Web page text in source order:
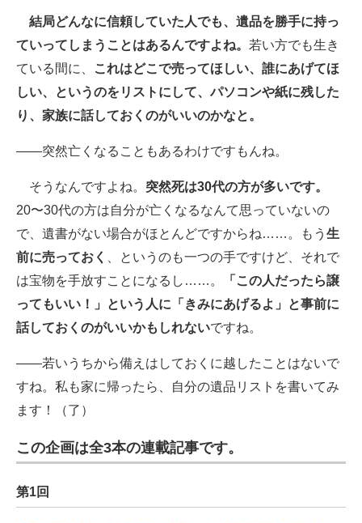
結局どんなに信頼していた人でも、遺品を勝手に持っ
ていってしまうことはあるんですよね。 若い方でも生き
ている間に、
これはどこで売ってほしい、誰にあげてほ
しい、というのをリストにして、パソコンや紙に残した
り、家族に話しておくのがいいのかなと。
――突然亡くなることもあるわけですもんね。
そうなんですよね。 突然死は30代の方が多いです。
20〜30代の方は自分が亡くなるなんて思っていないの
で、遺書がない場合がほとんどですからね……。もう 生
前に売っておく
、というのも一つの手ですけど、それで
は宝物を手放すことになるし……。
「この人だったら譲
ってもいい！」という人に「きみにあげるよ」と事前に
話しておくのがいいかもしれないですね。
――若いうちから備えはしておくに越したことはないで
すね。私も家に帰ったら、自分の遺品リストを書いてみ
ます！（了）
この企画は全3本の連載記事です。
第1回